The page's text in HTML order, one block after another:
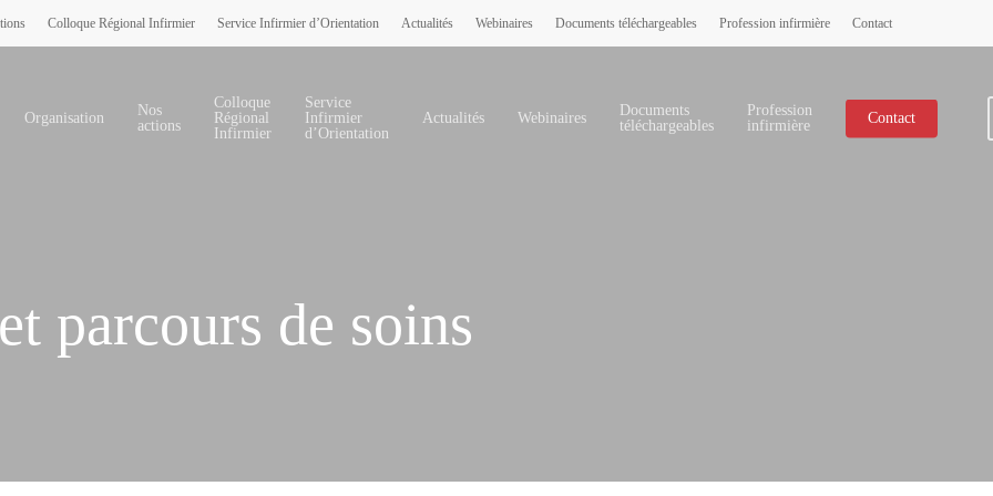
Colloque Régional Infirmier Service Infirmier d’Orientation Actualités Webinaires Documents téléchargeables Profession infirmière Contact
Organisation
Nos
actions
Colloque
Régional
Infirmier
Service
Infirmier
d’Orientation
Actualités Webinaires
Documents
téléchargeables
Profession
infirmière
Contact
parcours de soins